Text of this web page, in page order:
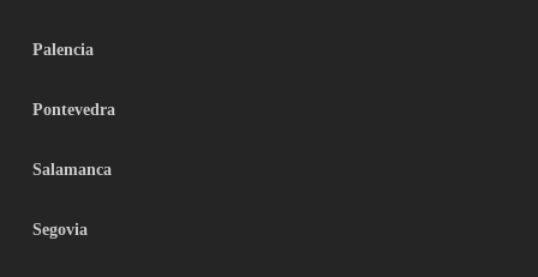
Palencia
Pontevedra
Salamanca
Segovia